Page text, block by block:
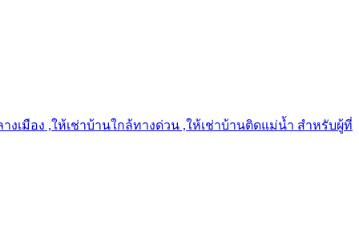
งเมือง ,ให้เช่าบ้านใกล้ทางด่วน ,ให้เช่าบ้านติดแม่น้ำ สำหรับผู้ที่